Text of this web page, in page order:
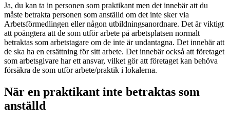
Ja, du kan ta in personen som praktikant men det innebär att du
måste betrakta personen som anställd om det inte sker via
Arbetsförmedlingen eller någon utbildningsanordnare. Det är viktigt
att poängtera att de som utför arbete på arbetsplatsen normalt
betraktas som arbetstagare om de inte är undantagna. Det innebär att
de ska ha en ersättning för sitt arbete. Det innebär också att företaget
som arbetsgivare har ett ansvar, vilket gör att företaget kan behöva
försäkra de som utför arbete/praktik i lokalerna.
När en praktikant inte betraktas som
anställd